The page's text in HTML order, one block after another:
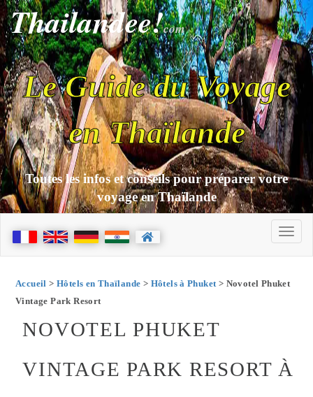
Thailandee!com
Le Guide du Voyage
en Thaïlande
Toutes les infos et conseils pour préparer votre
voyage en Thaïlande
Accueil > Hôtels en Thaïlande > Hôtels à Phuket> Novotel Phuket
Vintage Park Resort
NOVOTEL PHUKET
VINTAGE PARK RESORT À